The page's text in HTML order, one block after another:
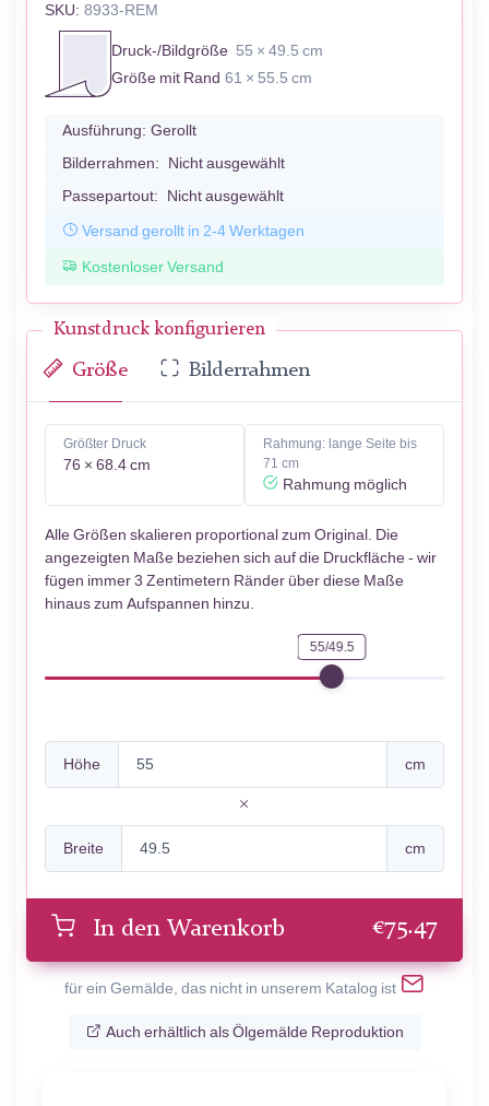
SKU: 8933-REM
Druck-/Bildgröße 55 × 49.5 cm
Größe mit Rand 61 × 55.5 cm
Ausführung: Gerollt
Bilderrahmen: Nicht ausgewählt
Passepartout: Nicht ausgewählt
Versand gerollt in 2-4 Werktagen
Kostenloser Versand
Kunstdruck konfigurieren
Größe Bilderrahmen
Größter Druck
76 × 68.4 cm
Rahmung: lange Seite bis
71 cm
Rahmung möglich
Alle Größen skalieren proportional zum Original. Die
angezeigten Maße beziehen sich auf die Druckfläche - wir
fügen immer 3 Zentimetern Ränder über diese Maße
hinaus zum Aufspannen hinzu.
55/49.5
Höhe cm
Breite cm
In den Warenkorb €75.47
für ein Gemälde, das nicht in unserem Katalog ist
Auch erhältlich als Ölgemälde Reproduktion